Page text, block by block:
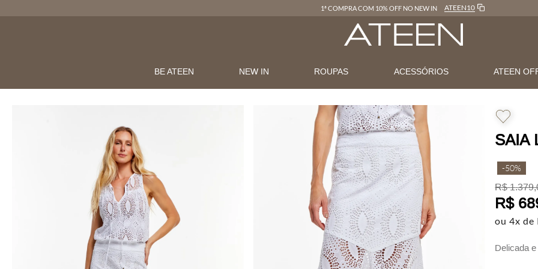
1ª COMPRA COM 10% OFF NO NEW IN ATEEN10
BE ATEEN NEW IN ROUPAS ACESSÓRIOS ATEEN
SAIA
-50%
R$ 1.379,
R$
ou4x de
Delicada